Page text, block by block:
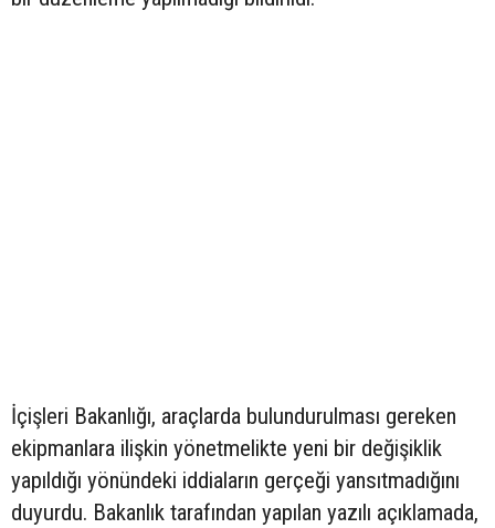
İçişleri Bakanlığı, araçlarda bulundurulması gereken
ekipmanlara ilişkin yönetmelikte yeni bir değişiklik
yapıldığı yönündeki iddiaların gerçeği yansıtmadığını
duyurdu. Bakanlık tarafından yapılan yazılı açıklamada,